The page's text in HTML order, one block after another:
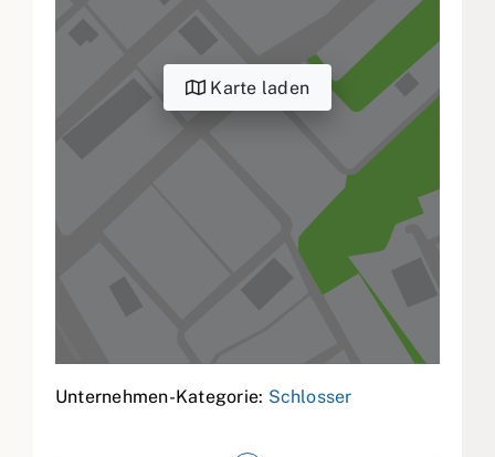
Karte laden
Unternehmen-Kategorie: Schlosser